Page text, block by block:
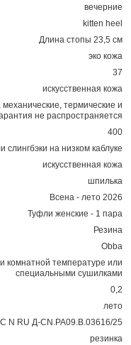
вечерние
kitten heel
Длина стопы 23,5 см
эко кожа
37
искусственная кожа
термические и
не распространяется
400
слингбэки на низком каблуке
искусственная кожа
шпилька
Всена - лето 2026
Туфли женские - 1 пара
Резина
Obba
комнатной температуре или
специальными сушилками
0,2
лето
N RU Д-CN.РА09.В.03616/25
резинка